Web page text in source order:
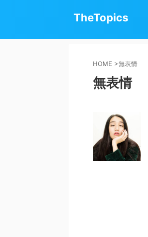
TheTopics
HOME >無表情
無表情